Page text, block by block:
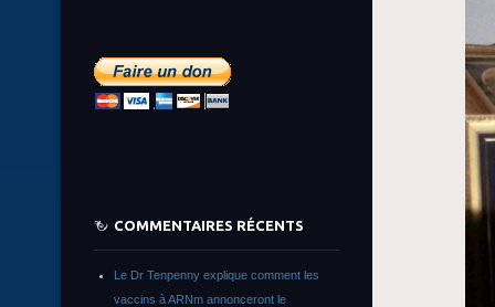
COMMENTAIRES RÉCENTS
Le Dr Tenpenny explique comment les
vaccins à ARNm annonceront le